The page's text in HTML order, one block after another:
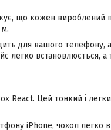
що кожен вироблений
м.
для вашого
легко встановлюється, а
React. Цей тонкий і
iPhone, чохол легко